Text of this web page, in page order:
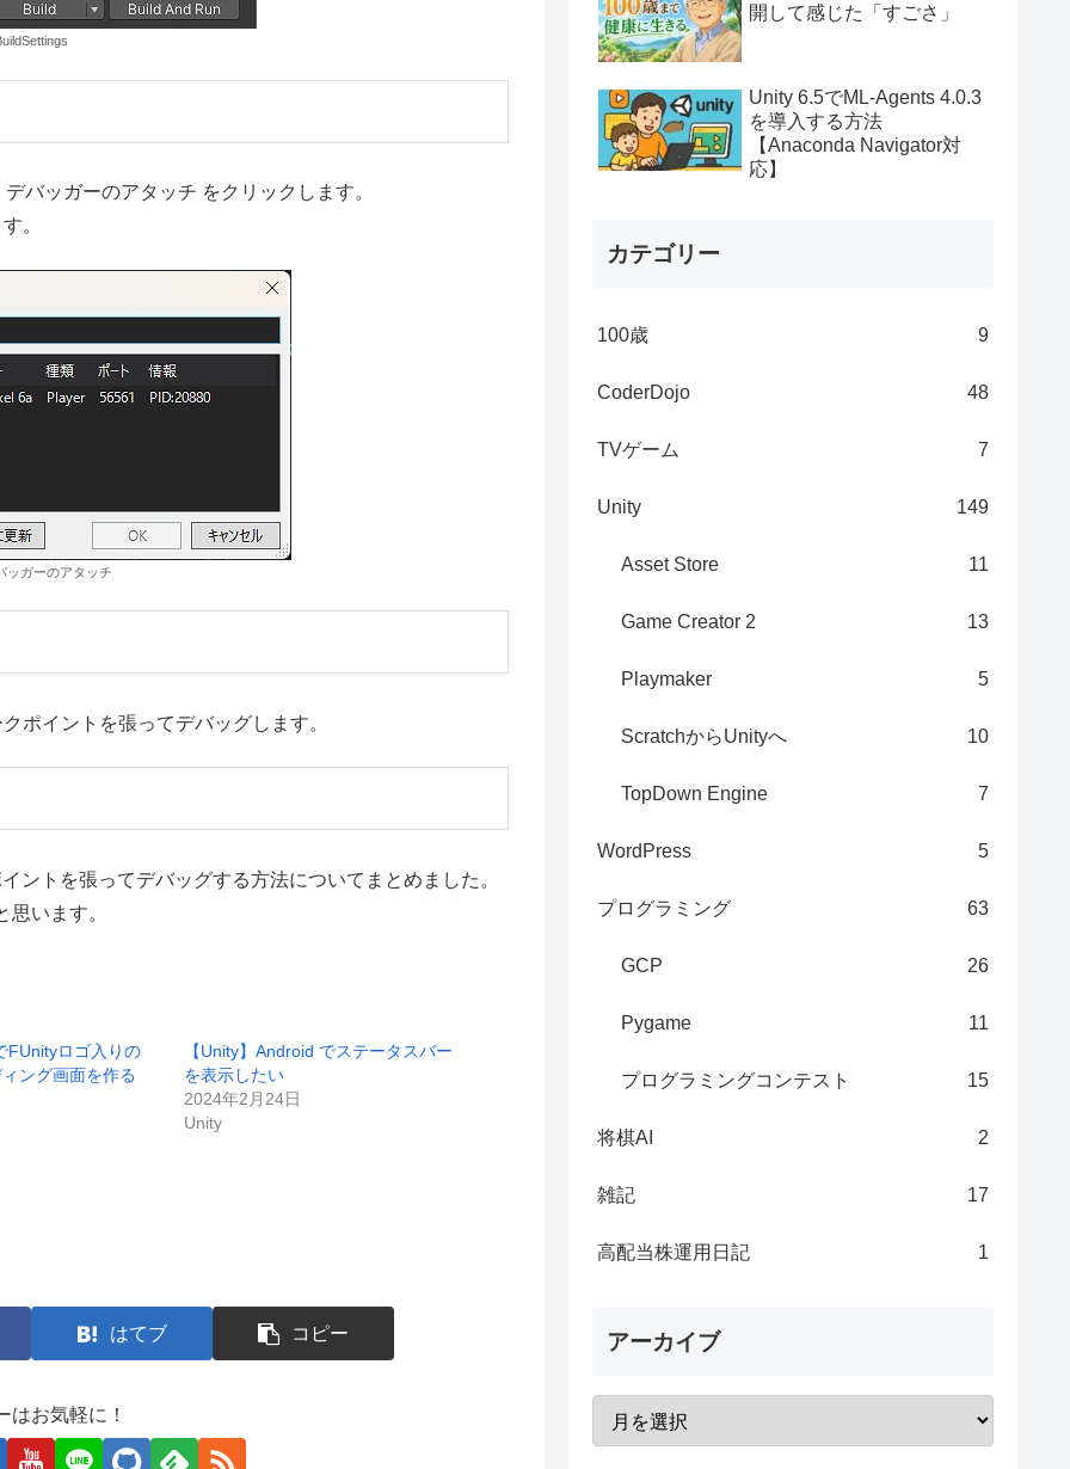
ッガーのアタッチ をクリックします。
。
ッガーのアタッチ
ポイントを張ってデバッグします。
ントを張ってデバッグする方法についてまとめました。
います。
FUnityロゴ入りの
ング画面を作る
【Unity】Android でステータスバー
を表示したい
2024年2月24日
Unity
はてブ コピー
はお気軽に！
開して感じた「すごさ」
Unity 6.5でML-Agents 4.0.3
を導入する方法
【Anaconda Navigator対
応】
カテゴリー
100歳 9
CoderDojo 48
TVゲーム 7
Unity 149
Asset Store 11
Game Creator 2 13
Playmaker 5
ScratchからUnityへ 10
TopDown Engine 7
WordPress 5
プログラミング 63
GCP 26
Pygame 11
プログラミングコンテスト 15
将棋AI 2
雑記 17
高配当株運用日記 1
アーカイブ